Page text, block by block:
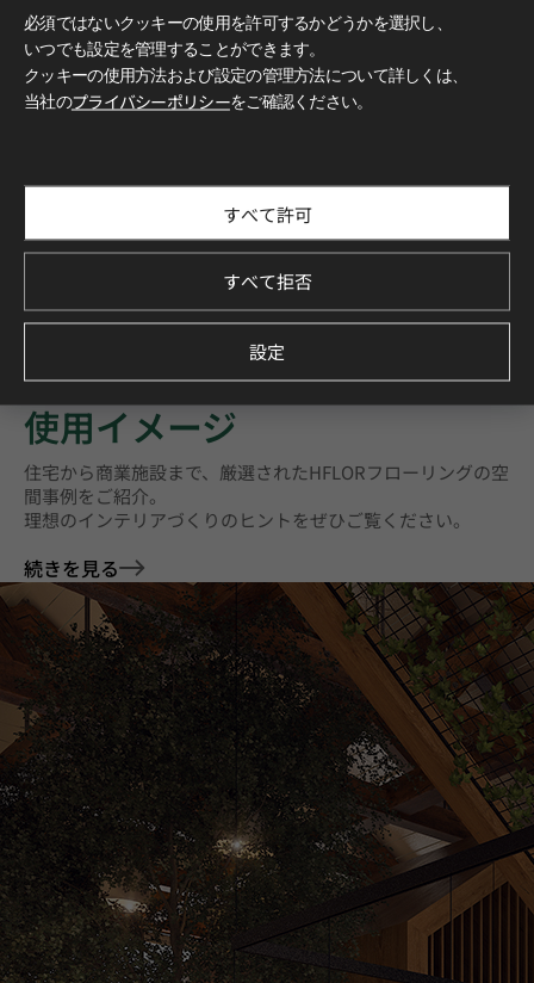
使用イメージ
住宅から商業施設まで、厳選されたHFLORフローリングの空
間事例をご紹介。
理想のインテリアづくりのヒントをぜひご覧ください。
続きを見る
必須ではないクッキーの使用を許可するかどうかを選択し、
いつでも設定を管理することができます。
クッキーの使用方法および設定の管理方法について詳しくは、
当社のプライバシーポリシーをご確認ください。
すべて許可
すべて拒否
設定